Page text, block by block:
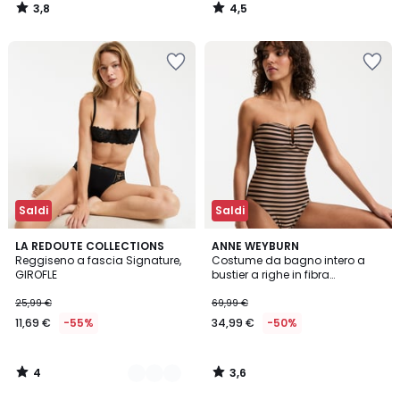
€ 3,8
/
4,5
/
Saldi
LA REDOUTE COLLECTIONS
Reggiseno a fascia Signature,
GIROFLE
25,99 €
11,69 € -55%
4
/
5
2
Colori
4
/
Saldi
ANNE WEYBURN
Costume da bagno intero a
bustier a righe in fibra
69,99 €
34,99 € -50%
3,6
/ 5
3,6
/